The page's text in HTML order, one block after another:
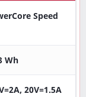
Speed
Wh
20V=1.5A